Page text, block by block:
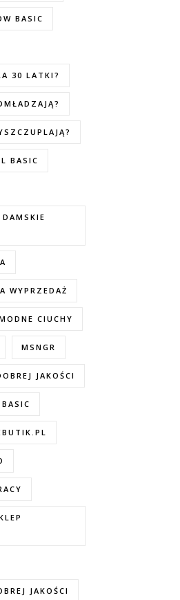
BASIC
30 LATKI?
BASIC
WYPRZEDAŻ
CIUCHY
MSNGR
JAKOŚCI
JAKOŚCI